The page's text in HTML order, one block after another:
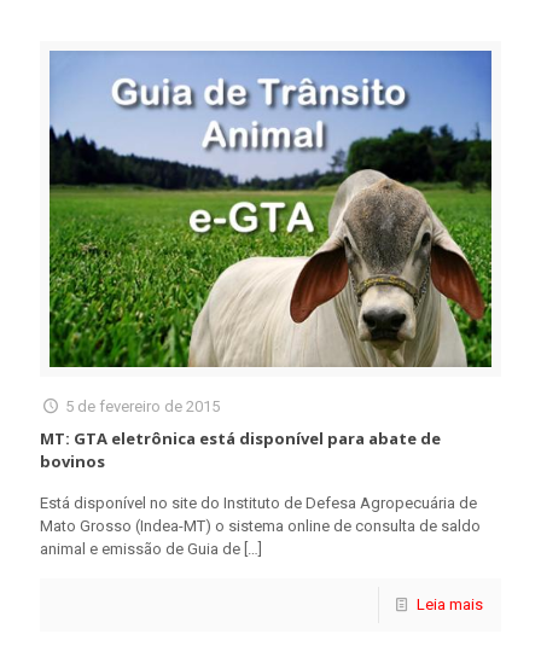
5 de fevereiro de 2015
MT: GTA eletrônica está disponível para abate de
bovinos
Está disponível no site do Instituto de Defesa Agropecuária de
Mato Grosso (Indea-MT) o sistema online de consulta de saldo
animal e emissão de Guia de […]
Leia mais